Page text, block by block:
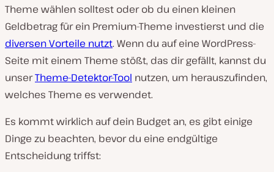
Theme wählen solltest oder ob du einen kleinen
Geldbetrag für ein Premium-Theme investierst und die
diversen Vorteile nutzt. Wenn du auf eine WordPress-
Seite mit einem Theme stößt, das dir gefällt, kannst du
unserTheme-Detektor-Tool nutzen, um herauszufinden,
welches Theme es verwendet.
Es kommt wirklich auf dein Budget an, es gibt einige
Dinge zu beachten, bevor du eine endgültige
Entscheidung triffst: